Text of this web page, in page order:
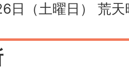
日（土曜日） 荒